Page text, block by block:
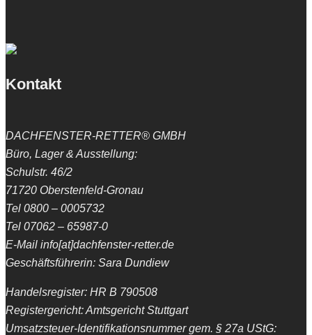
Kontakt
DACHFENSTER-RETTER® GMBH
Büro, Lager & Ausstellung:
Schulstr. 46/2
71720 Oberstenfeld-Gronau
Tel 0800 – 0005732
Tel 07062 – 65987-0
E-Mail info[at]dachfenster-retter.de
Geschäftsführerin: Sara Dundiew
Handelsregister: HR B 790508
Registergericht: Amtsgericht Stuttgart
Umsatzsteuer-Identifikationsnummer gem. § 27a UStG: